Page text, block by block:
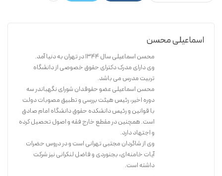
اسماعیلی محسن
محسن اسماعیلی سال ۱۳۴۴ در تهران به دنیا آمد.
وی دارای مدرک دکترای حقوق خصوصی از دانشگاه
تربیت مدرس می باشد.
محسن اسماعیلی عضو حقوقدان شورای نگهباندر سه
دوره اخیر، رئیس هیئت بررسی و تطبیق مصوبات دولت
با قوانین و رئیس دانشکده حقوق دانشگاه امام صادق
است. همچنین در مقطع خارج فقه و اصول تحصیل کرده
و اجتهاد دارد.
وی از شاگردان مجتبی تهرانی است و در دروس حضرات
آیات خامنه‌ای، بجنوردی و فاضل لنکرانی نیز شرکت
داشته است.